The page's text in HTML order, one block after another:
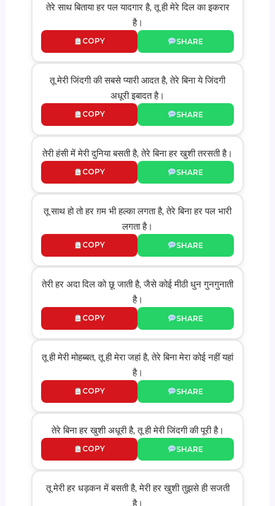
तेरे साथ बिताया हर पल यादगार है, तू ही मेरे दिल का इकरार
है।
COPY SHARE
तू मेरी जिंदगी की सबसे प्यारी आदत है, तेरे बिना ये जिंदगी
अधूरी इबादत है।
COPY SHARE
तेरी हंसी में मेरी दुनिया बसती है, तेरे बिना हर खुशी तरसती है।
COPY SHARE
तू साथ हो तो हर ग़म भी हल्का लगता है, तेरे बिना हर पल भारी
लगता है।
COPY SHARE
तेरी हर अदा दिल को छू जाती है, जैसे कोई मीठी धुन गुनगुनाती
है।
COPY SHARE
तू ही मेरी मोहब्बत, तू ही मेरा जहां है, तेरे बिना मेरा कोई नहीं यहां
है।
COPY SHARE
तेरे बिना हर खुशी अधूरी है, तू ही मेरी जिंदगी की पूरी है।
COPY SHARE
तू मेरी हर धड़कन में बसती है, मेरी हर खुशी तुझसे ही सजती
है।